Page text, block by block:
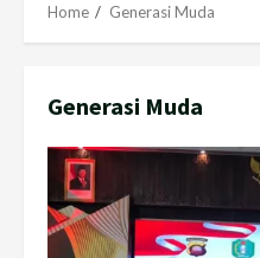
Home Generasi Muda
Generasi Muda